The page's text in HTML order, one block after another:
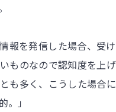
報を発信した場合、受
ものなので認知度を上
も多く、こうした場合
。」